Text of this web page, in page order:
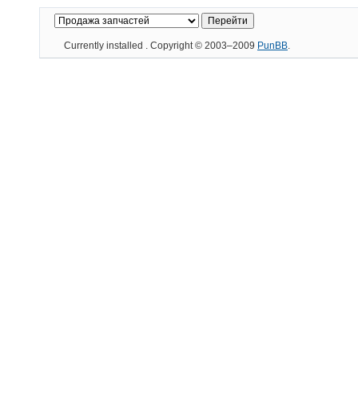
Currently installed . Copyright © 2003–2009 PunBB